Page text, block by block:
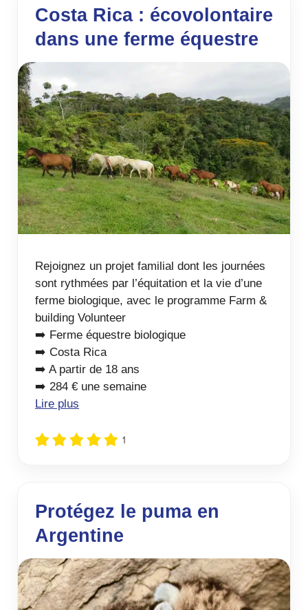
Costa Rica : écovolontaire
dans une ferme équestre
Rejoignez un projet familial dont les journées
sont rythmées par l’équitation et la vie d’une
ferme biologique, avec le programme Farm &
building Volunteer
➡️ Ferme équestre biologique
➡️ Costa Rica
➡️ A partir de 18 ans
➡️ 284 € une semaine
Lire plus
1
Protégez le puma en
Argentine